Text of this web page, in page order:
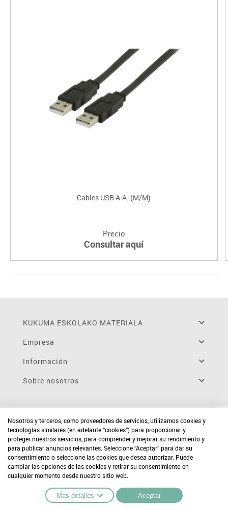
Cables USB A-A. (M/M)
Precio
Consultar aquí
KUKUMA ESKOLAKO MATERIALA
Empresa
Información
Sobre nosotros
Nosotros y terceros, como proveedores de servicios, utilizamos cookies y
tecnologías similares (en adelante “cookies”) para proporcionar y
proteger nuestros servicios, para comprender y mejorar su rendimiento y
para publicar anuncios relevantes. Seleccione “Aceptar” para dar su
consentimiento o seleccione las cookies que desea autorizar. Puede
cambiar las opciones de las cookies y retirar su consentimiento en
cualquier momento desde nuestro sitio web.
Más detalles Aceptar